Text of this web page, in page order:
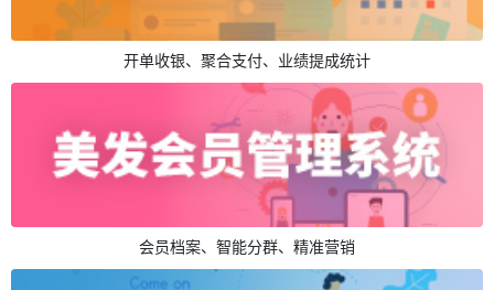
开单收银、聚合支付、业绩提成统计
会员档案、智能分群、精准营销